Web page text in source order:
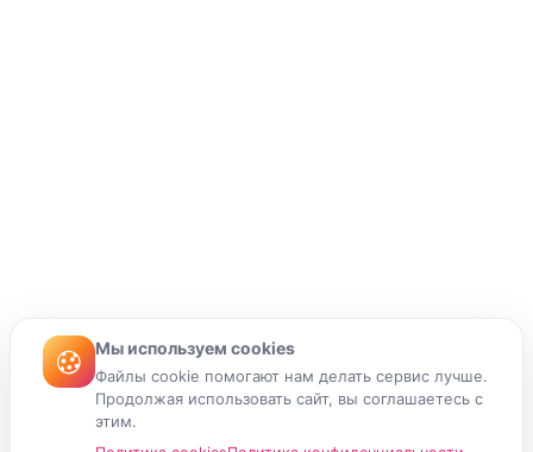
Мы используем cookies
Файлы cookie помогают нам делать сервис лучше.
Продолжая использовать сайт, вы соглашаетесь с
этим.